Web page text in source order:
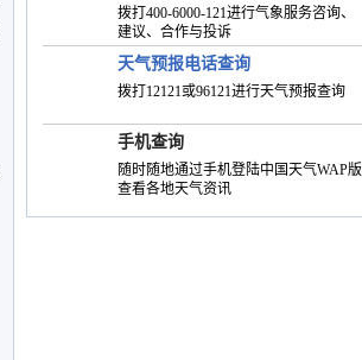
拨打400-6000-121进行气象服务咨询、
建议、合作与投诉
天气预报电话查询
拨打12121或96121进行天气预报查询
手机查询
随时随地通过手机登陆中国天气WAP版
查看各地天气资讯